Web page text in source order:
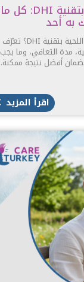
زراعة شعر اللحية بتقنية DHI: كل ما
به أحد
هل تفكر في زراعة شعر اللحية بتقنية DHI؟ تعرّف
مدة التعافي، وما يجب
أفضل نتيجة ممكنة.
اقرأ المزيد